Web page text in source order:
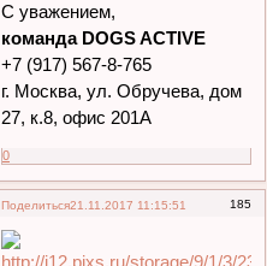
С уважением,
команда DOGS ACTIVE
+7 (917) 567-8-765
г. Москва, ул. Обручева, дом
27, к.8, офис 201А
0
Поделиться 185
21.11.2017 11:15:51